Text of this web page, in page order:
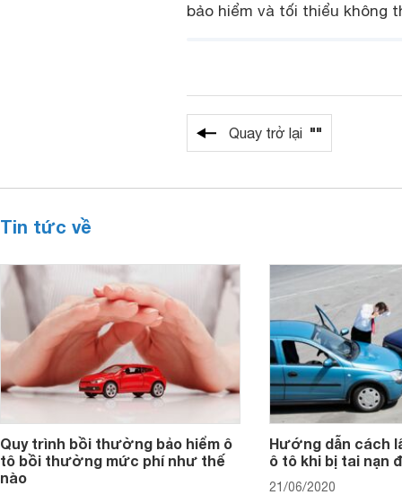
bảo hiểm và tối thiểu không
Quay trở lại ""
Tin tức về
Quy trình bồi thường bảo hiểm ô
tô bồi thường mức phí như thế
nào
Hướng dẫn cách
ô tô khi bị tai nạn
21/06/2020